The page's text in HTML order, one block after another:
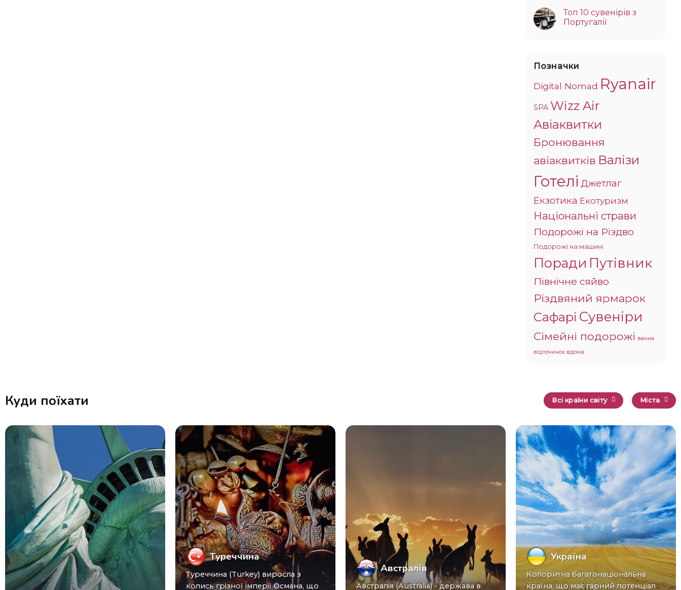
Топ 10 сувенірів з
Португалії
Позначки
Digital Nomad Ryanair
SPA Wizz Air
Авіаквитки
Бронювання
авіаквитків Валізи
Готелі Джетлаг
Екзотика Екотуризм
Національні страви
Подорожі на Різдво
Подорожі на машині
Поради Путівник
Північне сяйво
Різдвяний ярмарок
Сафарі Сувеніри
Сімейні подорожі ванна
відпочинок вдома
Куди поїхати Всі країни світу Міста
Туреччина
Туреччина (Turkey) виросла з
колись грізної імперії Османа, що
Австралія
Австралія (Australia) - ​​держава в
Україна
Колоритна багатонаціональна
країна, що має гарний потенціал